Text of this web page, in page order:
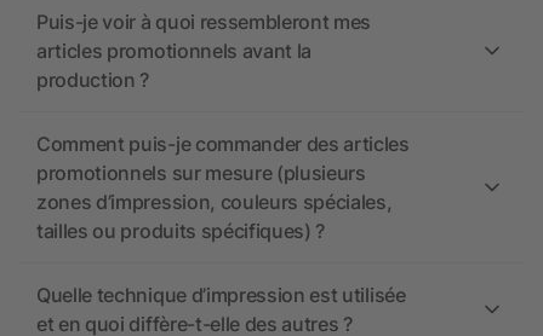
Puis-je voir à quoi ressembleront mes
articles promotionnels avant la
production ?
Comment puis-je commander des articles
promotionnels sur mesure (plusieurs
zones d’impression, couleurs spéciales,
tailles ou produits spécifiques) ?
Quelle technique d’impression est utilisée
et en quoi diffère-t-elle des autres ?